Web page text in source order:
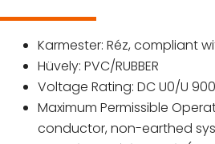
Karmester: Réz,compliant
Hüvely:PVC/RUBBER
Voltage Rating:DC U0/U
Maximum Permissible
conductor,non-earthed